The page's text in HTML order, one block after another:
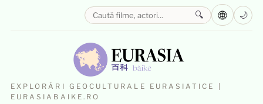
EXPLORĂRI GEOCULTURALE EURASIATICE |
EURASIABAIKE.RO
🔍 🌐 🌙